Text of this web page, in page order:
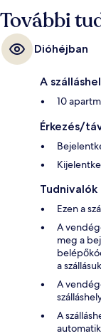
További
Dióhéjban
A
10
Érkezés/
Ezen a
A
meg a
a
A
A